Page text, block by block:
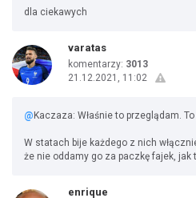
dla ciekawych
varatas
komentarzy: 3013
21.12.2021, 11:02
@ Kaczaza: Właśnie to przeglądam.
W statach bije każdego z nich
że nie oddamy go za paczkę fajek, jak
enrique